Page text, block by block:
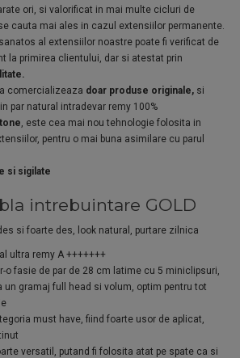
ori, si valorificat in mai multe cicluri de
cauta mai ales in cazul extensiilor permanente.
al extensiilor noastre poate fi verificat de
la primirea clientului, dar si atestat prin
comercializeaza doar produse originale, si
par natural intradevar remy 100%
, este cea mai nou tehnologie folosita in
pentru o mai buna asimilare cu parul
si sigilate
intrebuintare GOLD
si foarte des, look natural, purtare zilnica
ultra remy A +++++++
o fasie de par de 28 cm latime cu 5 miniclipsuri,
un gramaj full head si volum, optim pentru tot
must have, fiind foarte usor de aplicat,
versatil, putand fi folosita atat pe spate ca si